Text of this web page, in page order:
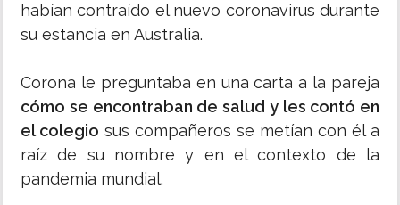
habían contraído el nuevo coronavirus durante
su estancia en Australia.
Corona le preguntaba en una carta a la pareja
cómo se encontraban de salud y les contó en
el colegio sus compañeros se metían con él a
raíz de su nombre y en el contexto de la
pandemia mundial.